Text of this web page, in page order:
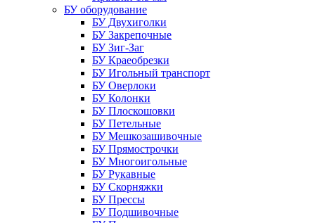
БУ оборудование
БУ Двухиголки
БУ Закрепочные
БУ Зиг-Заг
БУ Краеобрезки
БУ Игольный транспорт
БУ Оверлоки
БУ Колонки
БУ Плоскошовки
БУ Петельные
БУ Мешкозашивочные
БУ Прямострочки
БУ Многоигольные
БУ Рукавные
БУ Скорняжки
БУ Прессы
БУ Подшивочные